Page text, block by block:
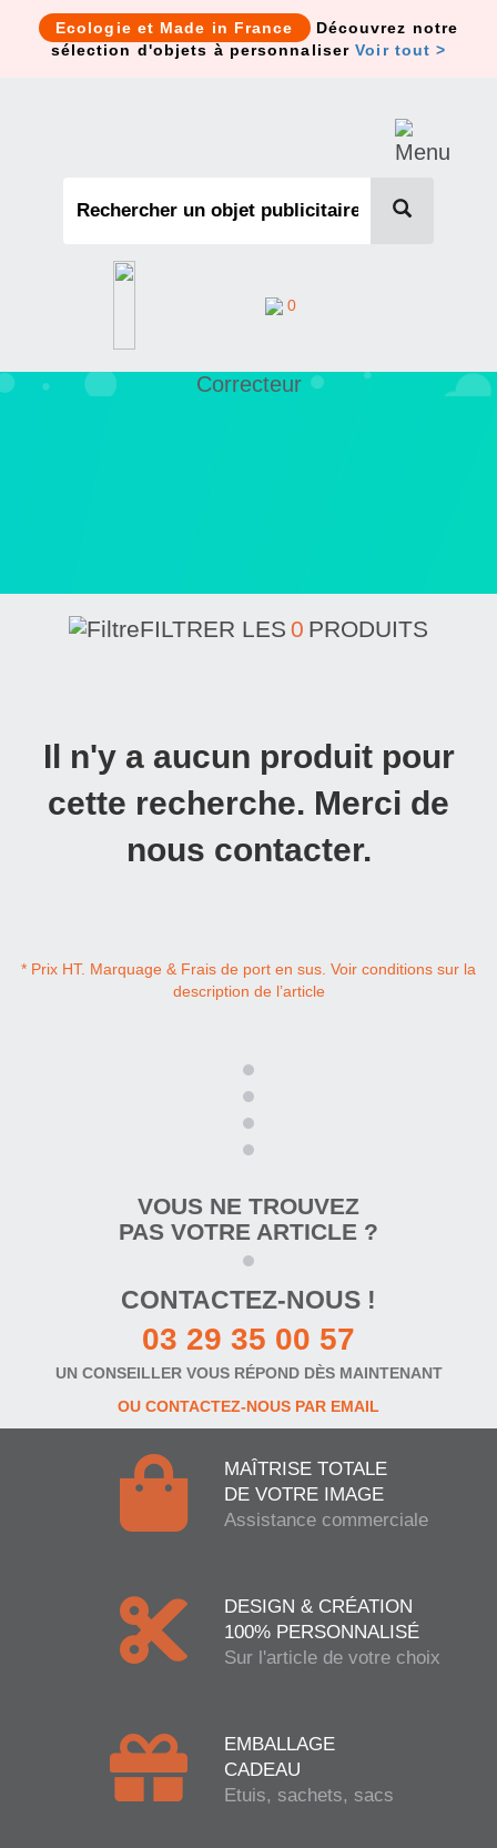
Ecologie et Made in France
Découvrez notre
sélection d'objets à personnaliserVoir tout >
0
Correcteur
FILTRER LES 0 PRODUITS
Il n'y a aucun produit pour
cette recherche. Merci de
nous contacter.
* Prix HT. Marquage & Frais de port en sus. Voir conditions sur la
description de l’article
VOUS NE TROUVEZ
PAS VOTRE ARTICLE ?
CONTACTEZ-NOUS !
03 29 35 00 57
UN CONSEILLER VOUS RÉPOND DÈS MAINTENANT
OU CONTACTEZ-NOUS PAR EMAIL
MAÎTRISE TOTALE
DE VOTRE IMAGE
Assistance commerciale
DESIGN & CRÉATION
100% PERSONNALISÉ
Sur l'article de votre choix
EMBALLAGE
CADEAU
Etuis, sachets, sacs
Cookies management panel